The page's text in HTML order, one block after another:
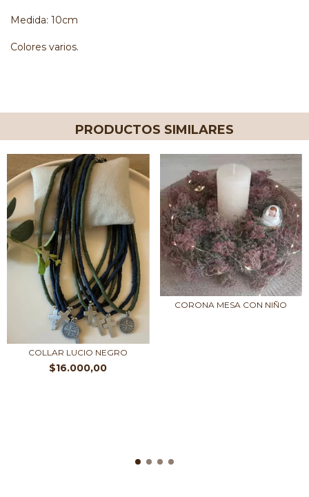
Medida: 10cm
Colores varios.
PRODUCTOS SIMILARES
COLLAR LUCIO NEGRO
$16.000,00
CORONA MESA CON NIÑO